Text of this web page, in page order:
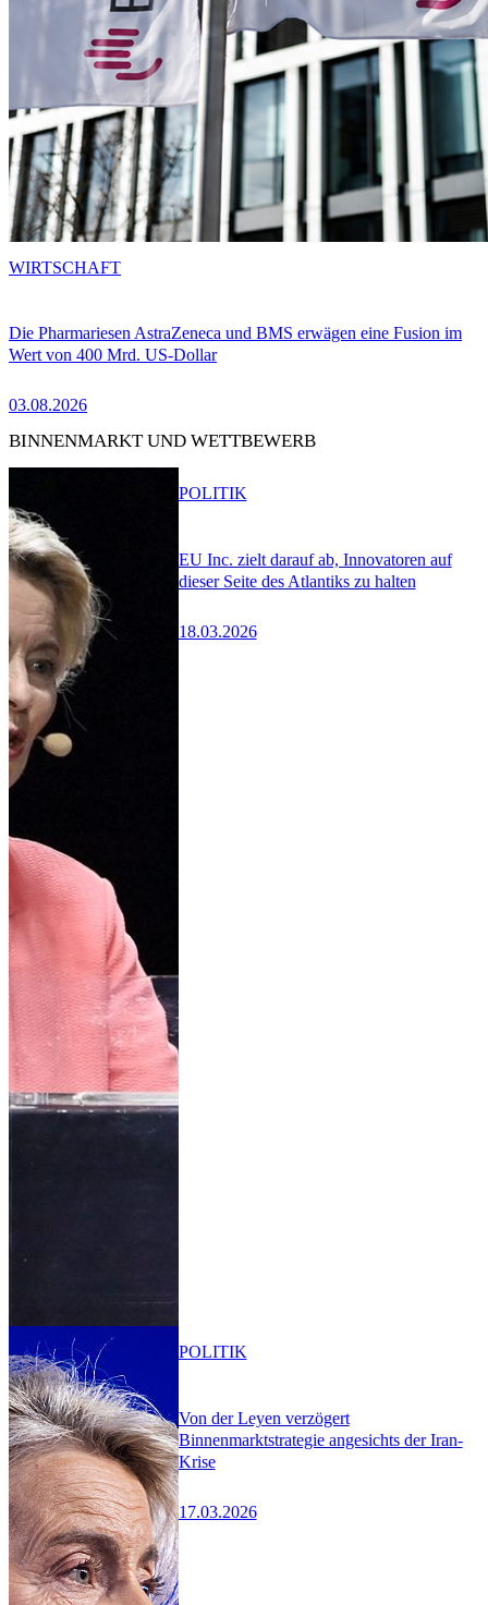
Die Pharmariesen AstraZeneca und BMS erwägen eine Fusion im
Wert von 400 Mrd. US-Dollar
03.08.2026
WIRTSCHAFT
BINNENMARKT UND WETTBEWERB
EU Inc. zielt darauf ab, Innovatoren auf
dieser Seite des Atlantiks zu halten
18.03.2026
POLITIK
Von der Leyen verzögert
Binnenmarktstrategie angesichts der Iran-
Krise
17.03.2026
POLITIK